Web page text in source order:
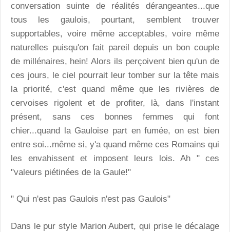
conversation suinte de réalités dérangeantes...que
tous les gaulois, pourtant, semblent trouver
supportables, voire même acceptables, voire même
naturelles puisqu'on fait pareil depuis un bon couple
de millénaires, hein! Alors ils perçoivent bien qu'un de
ces jours, le ciel pourrait leur tomber sur la tête mais
la priorité, c'est quand même que les rivières de
cervoises rigolent et de profiter, là, dans l'instant
présent, sans ces bonnes femmes qui font
chier...quand la Gauloise part en fumée, on est bien
entre soi...même si, y'a quand même ces Romains qui
les envahissent et imposent leurs lois. Ah " ces
"valeurs piétinées de la Gaule!"
" Qui n'est pas Gaulois n'est pas Gaulois"
Dans le pur style Marion Aubert, qui prise le décalage